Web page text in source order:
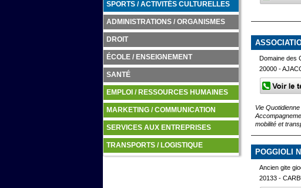
SPORTS / ACTIVITÉS CULTURELLES
ADMINISTRATIONS / ORGANISMES
DROIT
ÉCOLE / ENSEIGNEMENT
SANTÉ
EMPLOI / RESSOURCES HUMAINES
MARKETING / COMMUNICATION
SERVICES AUX ENTREPRISES
TRANSPORTS / LOGISTIQUE
Domaine des
20000 -
Vie
mobilité et
POGGIOLI
Ancien gite
20133 -